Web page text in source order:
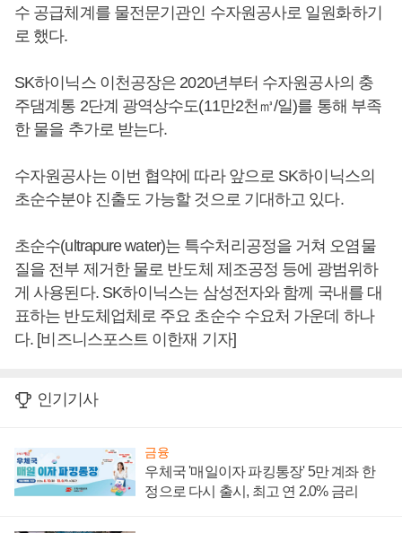
수 공급체계를 물전문기관인 수자원공사로 일원화하기
로 했다.
SK하이닉스 이천공장은 2020년부터 수자원공사의 충
주댐계통 2단계 광역상수도(11만2천㎥/일)를 통해 부족
한 물을 추가로 받는다.
수자원공사는 이번 협약에 따라 앞으로 SK하이닉스의
초순수분야 진출도 가능할 것으로 기대하고 있다.
초순수(ultrapure water)는 특수처리공정을 거쳐 오염물
질을 전부 제거한 물로 반도체 제조공정 등에 광범위하
게 사용된다. SK하이닉스는 삼성전자와 함께 국내를 대
표하는 반도체업체로 주요 초순수 수요처 가운데 하나
다. [비즈니스포스트 이한재 기자]
인기기사
금융
우체국 '매일이자 파킹통장' 5만 계좌 한
정으로 다시 출시, 최고 연 2.0% 금리